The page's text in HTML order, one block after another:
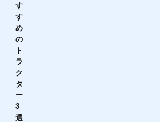
す
す
め
の
ト
ラ
ク
タ
ー
3
選